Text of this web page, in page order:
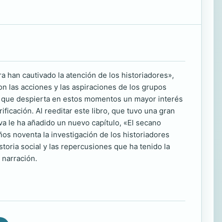
han cautivado la atención de los historiadores»,
las acciones y las aspiraciones de los grupos
despierta en estos momentos un mayor interés
Al reeditar este libro, que tuvo una gran
le ha añadido un nuevo capítulo, «El secano
noventa la investigación de los historiadores
social y las repercusiones que ha tenido la